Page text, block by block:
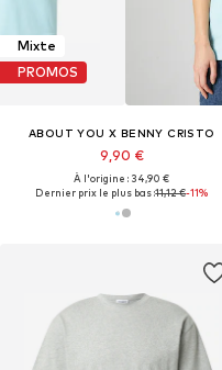
Mixte
PROMOS
ABOUT YOU X BENNY CRISTO
9,90 €
À l'origine : 34,90 €
Dernier prix le plus bas :11,12 €-11%